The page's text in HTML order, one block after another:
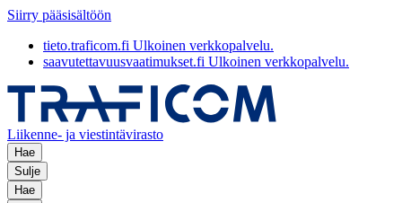
Siirry pääsisältöön
tieto.traficom.fi Ulkoinen verkkopalvelu.
saavutettavuusvaatimukset.fi Ulkoinen verkkopalvelu.
Liikenne- ja viestintävirasto
Hae
Sulje
Hae